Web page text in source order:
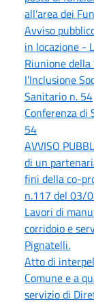
all'area dei
Avviso
in locazione -
Riunione
l’Inclusione
Sanitario n. 54
Conferenza
54
AVVISO
di un
fini della co-
n.117 del 03/
Lavori di
corridoio e
Pignatelli.
Atto di
Comune e a
servizio di